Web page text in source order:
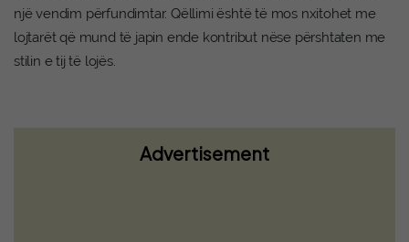
një vendim përfundimtar. Qëllimi është të mos nxitohet me
lojtarët që mund të japin ende kontribut nëse përshtaten me
stilin e tij të lojës.
Advertisement